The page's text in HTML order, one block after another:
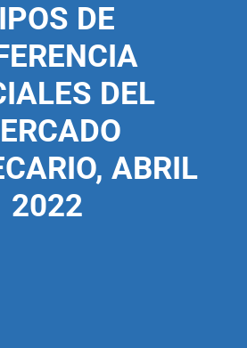
DE
DEL
ABRIL
2022